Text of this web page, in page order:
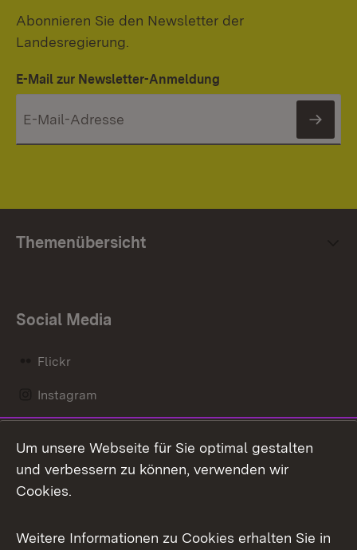
Abonnieren Sie den Newsletter der
Landesregierung.
E-Mail zur Newsletter-Anmeldung
Themenübersicht
Social Media
Flickr
Instagram
Mastodon
Messenger
Social Wall
Um unsere Webseite für Sie optimal gestalten
und verbessern zu können, verwenden wir
Cookies.
Weitere Informationen zu Cookies erhalten Sie in